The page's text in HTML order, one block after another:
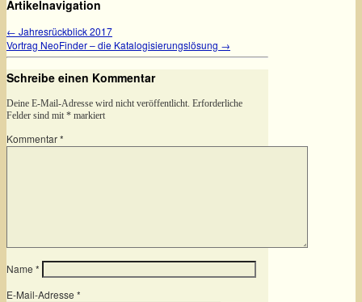
Artikelnavigation
← Jahresrückblick 2017
Vortrag NeoFinder – die Katalogisierungslösung →
Schreibe einen Kommentar
Deine E-Mail-Adresse wird nicht veröffentlicht. Erforderliche
Felder sind mit * markiert
Kommentar*
Name *
E-Mail-Adresse *